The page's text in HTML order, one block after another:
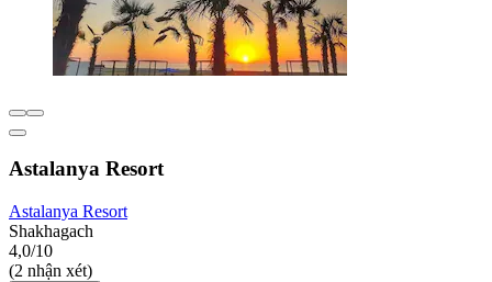
Astalanya Resort
Astalanya Resort
Shakhagach
4,0/10
(2 nhận xét)